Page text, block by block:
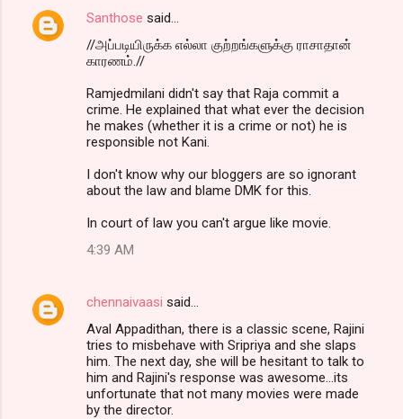
Santhose said…
//அப்படியிருக்க எல்லா குற்றங்களுக்கு ராசாதான்
காரணம்.//
Ramjedmilani didn't say that Raja commit a
crime. He explained that what ever the decision
he makes (whether it is a crime or not) he is
responsible not Kani.
I don't know why our bloggers are so ignorant
about the law and blame DMK for this.
In court of law you can't argue like movie.
4:39 AM
chennaivaasi said…
Aval Appadithan, there is a classic scene, Rajini
tries to misbehave with Sripriya and she slaps
him. The next day, she will be hesitant to talk to
him and Rajini's response was awesome...its
unfortunate that not many movies were made
by the director.